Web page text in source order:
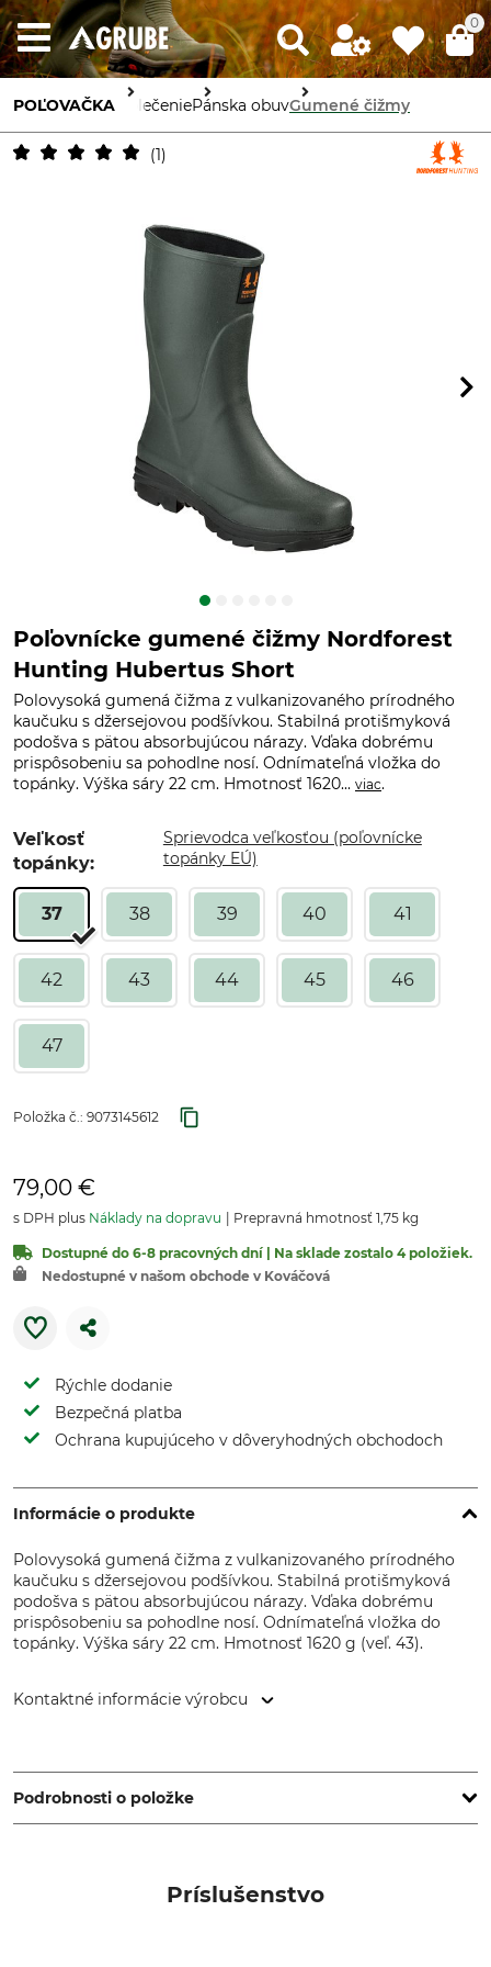
0
POĽOVAČKA OblečeniePánska obuvGumené čižmy
1
Poľovnícke gumené čižmy Nordforest
Hunting Hubertus Short
Polovysoká gumená čižma z vulkanizovaného prírodného
kaučuku s džersejovou podšívkou. Stabilná protišmyková
podošva s pätou absorbujúcou nárazy. Vďaka dobrému
prispôsobeniu sa pohodlne nosí. Odnímateľná vložka do
topánky. Výška sáry 22 cm. Hmotnosť 1620... viac.
Veľkosť
topánky:
Sprievodca veľkosťou (poľovnícke
topánky EÚ)
37 38 39 40 41
42 43 44 45 46
47
Položka č.: 9073145612
79,00 €
s DPH plus Náklady na dopravu Prepravná hmotnosť 1,75 kg
Dostupné do 6-8 pracovných dní | Na sklade zostalo 4 položiek.
Nedostupné v našom obchode v Kováčová
Rýchle dodanie
Bezpečná platba
Ochrana kupujúceho v dôveryhodných obchodoch
Informácie o produkte
Polovysoká gumená čižma z vulkanizovaného prírodného
kaučuku s džersejovou podšívkou. Stabilná protišmyková
podošva s pätou absorbujúcou nárazy. Vďaka dobrému
prispôsobeniu sa pohodlne nosí. Odnímateľná vložka do
topánky. Výška sáry 22 cm. Hmotnosť 1620 g (veľ. 43).
Kontaktné informácie výrobcu
www.grube.de
Podrobnosti o položke
Príslušenstvo